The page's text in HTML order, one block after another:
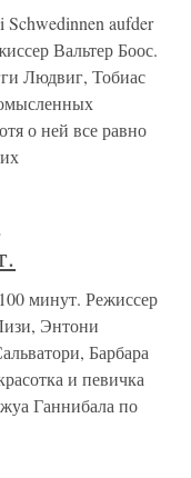
aufder
Вальтер Боос.
Людвиг, Тобиас
о ней все равно
минут. Режиссер
Энтони
Барбара
и певичка
Ганнибала по